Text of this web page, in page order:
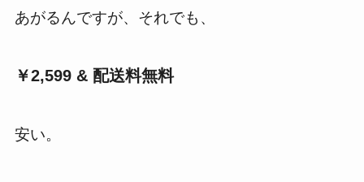
あがるんですが、それでも、
￥2,599 & 配送料無料
安い。